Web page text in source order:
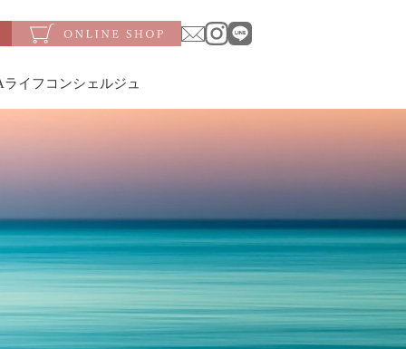
ライフコンシェルジュ